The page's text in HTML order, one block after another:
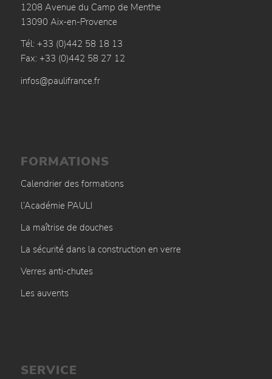
1208 Avenue du Camp de Menthe
13090 Aix-en-Provence
Tél: +33 (0)442 58 18 13
Fax: +33 (0)442 58 27 12
infos@paulifrance.fr
FORMATIONS
Calendrier des formations
l’Académie PAULI
La maîtrise de douches
La sécurité dans la construction en verre
Verres anti-chutes
Les auvents
SERVICE